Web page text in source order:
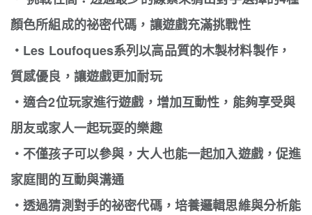
顏色所組成的祕密代碼，讓遊戲充滿挑戰性
・Les Loufoques系列以高品質的木製材料製作，
質感優良，讓遊戲更加耐玩
・適合2位玩家進行遊戲，增加互動性，能夠享受與
朋友或家人一起玩耍的樂趣
・不僅孩子可以參與，大人也能一起加入遊戲，促進
家庭間的互動與溝通
・透過猜測對手的祕密代碼，培養邏輯思維與分析能